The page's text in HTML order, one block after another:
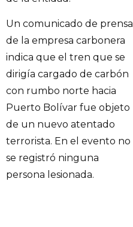
Un comunicado de prensa
de la empresa carbonera
indica que el tren que se
dirigía cargado de carbón
con rumbo norte hacia
Puerto Bolívar fue objeto
de un nuevo atentado
terrorista. En el evento no
se registró ninguna
persona lesionada.